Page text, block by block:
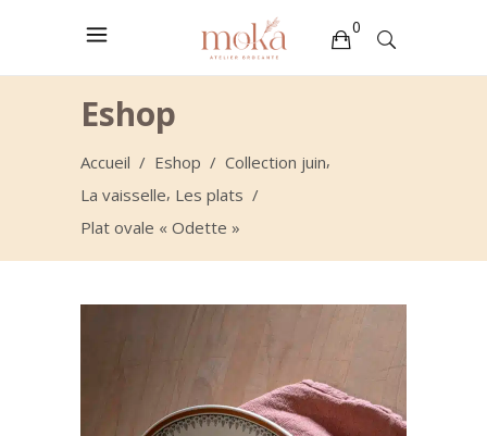
0
Eshop
Accueil / Eshop / Collection juin,
La vaisselle, Les plats /
Plat ovale « Odette »